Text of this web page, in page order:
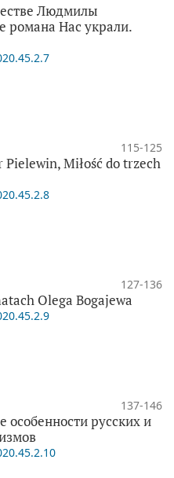
Людмилы
романа Нас украли.
115-125
Miłość do trzech
127-136
Olega Bogajewa
137-146
особенности русских и